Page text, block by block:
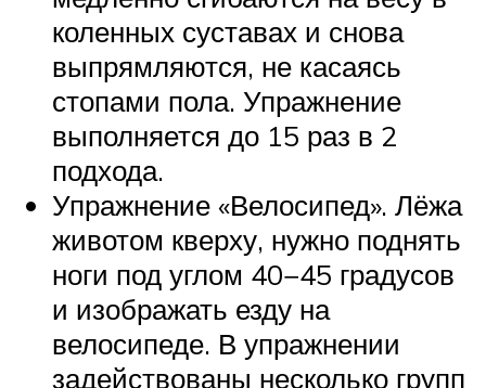
коленных суставах и снова
выпрямляются, не касаясь
стопами пола. Упражнение
выполняется до 15 раз в 2
подхода.
Упражнение «Велосипед». Лёжа
животом кверху, нужно поднять
ноги под углом 40−45 градусов
и изображать езду на
велосипеде. В упражнении
задействованы несколько групп